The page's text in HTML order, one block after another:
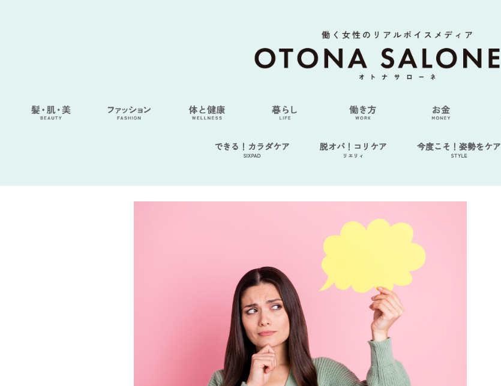
できる！カラダケア
SIXPAD
脱オバ！コリケア
リエリィ
今度こそ！姿勢をケア
STYLE